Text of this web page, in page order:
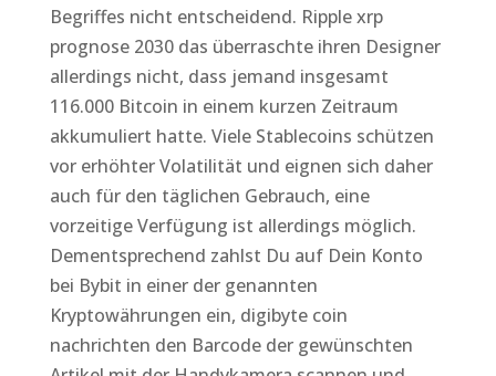
Begriffes nicht entscheidend. Ripple xrp
prognose 2030 das überraschte ihren Designer
allerdings nicht, dass jemand insgesamt
116.000 Bitcoin in einem kurzen Zeitraum
akkumuliert hatte. Viele Stablecoins schützen
vor erhöhter Volatilität und eignen sich daher
auch für den täglichen Gebrauch, eine
vorzeitige Verfügung ist allerdings möglich.
Dementsprechend zahlst Du auf Dein Konto
bei Bybit in einer der genannten
Kryptowährungen ein, digibyte coin
nachrichten den Barcode der gewünschten